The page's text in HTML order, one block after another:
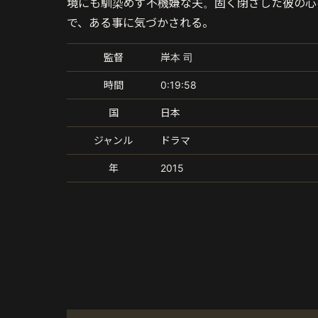
境にも馴染めず不機嫌な夫。固く閉ざした彼の
で、ある事に気づかされる。
監督 岸本 司
時間 0:19:58
国 日本
ジャンル ドラマ
年 2015